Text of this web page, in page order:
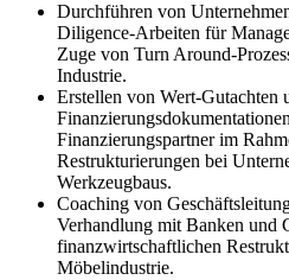
Durchführen von
Diligence-Arbeiten für
Zuge von Turn Around-
Industrie.
Erstellen von Wert-Gutachten
Finanzierungspartner im
Restrukturierungen bei
Werkzeugbaus.
Coaching von
Verhandlung mit Banken und
finanzwirtschaftlichen
Möbelindustrie.